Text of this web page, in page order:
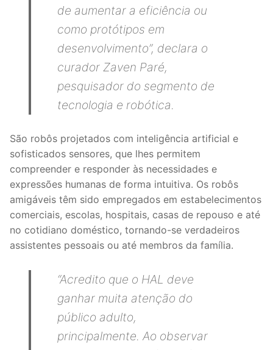
de aumentar a eficiência ou
como protótipos em
desenvolvimento”, declara o
curador Zaven Paré,
pesquisador do segmento de
tecnologia e robótica.
São robôs projetados com inteligência artificial e
sofisticados sensores, que lhes permitem
compreender e responder às necessidades e
expressões humanas de forma intuitiva. Os robôs
amigáveis têm sido empregados em estabelecimentos
comerciais, escolas, hospitais, casas de repouso e até
no cotidiano doméstico, tornando-se verdadeiros
assistentes pessoais ou até membros da família.
“Acredito que o HAL deve
ganhar muita atenção do
público adulto,
principalmente. Ao observar